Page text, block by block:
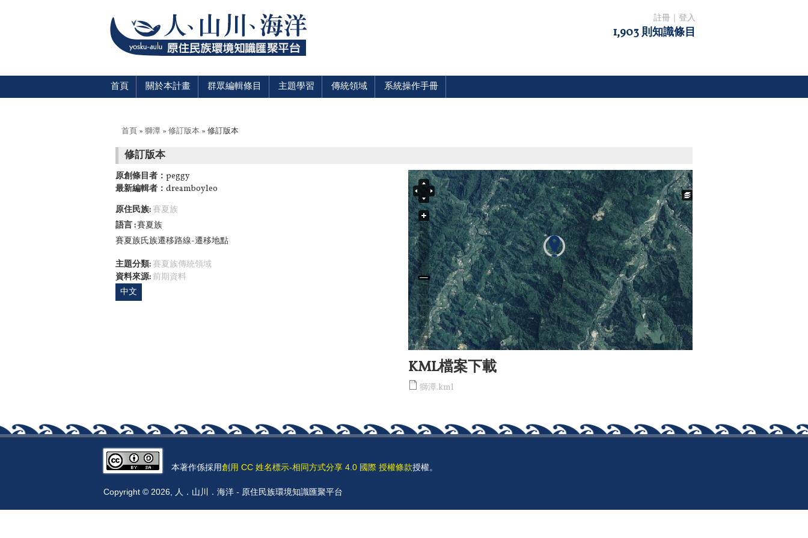
註冊 登入
1,903 則知識條目
首頁 關於本計畫 群眾編輯條目 主題學習 傳統領域 系統操作手冊
您在這裡
首頁 » 獅潭 » 修訂版本 » 修訂版本
修訂版本
原創條目者： peggy
最新編輯者： dreamboyleo
原住民族: 賽夏族
語言 賽夏族
賽夏族氏族遷移路線-遷移地點
主題分類: 賽夏族傳統領域
資料來源:前期資料
中文
KML檔案下載
獅潭.kml
本著作係採用創用 CC 姓名標示-相同方式分享 4.0 國際 授權條款授權。
Copyright © 2026, 人．山川．海洋 - 原住民族環境知識匯聚平台